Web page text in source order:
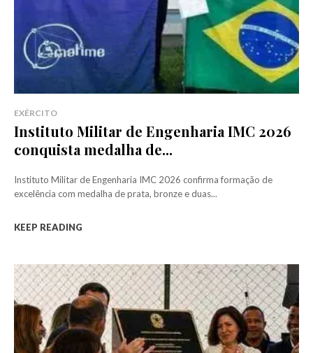
EXÉRCITO
Instituto Militar de Engenharia IMC 2026
conquista medalha de...
Instituto Militar de Engenharia IMC 2026 confirma formação de
excelência com medalha de prata, bronze e duas...
KEEP READING